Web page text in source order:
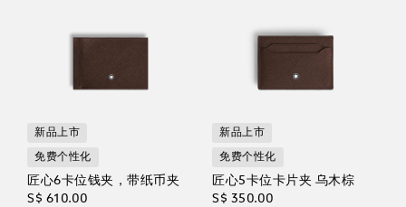
新品上市
免费个性化
匠心6卡位钱夹，带纸币夹
S$ 610.00
新品上市
免费个性化
匠心5卡位卡片夹 乌木棕
S$ 350.00